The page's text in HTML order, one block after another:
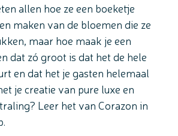
allen hoe ze een boeketje
maken van de bloemen die ze
maar hoe maak je een
dat zó groot is dat het de hele
en dat het je gasten helemaal
je creatie van pure luxe en
Leer het van Corazon in